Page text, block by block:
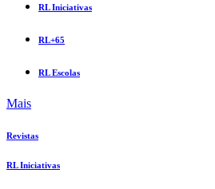
RL Iniciativas
RL+65
RL Escolas
Mais
Revistas
RL Iniciativas